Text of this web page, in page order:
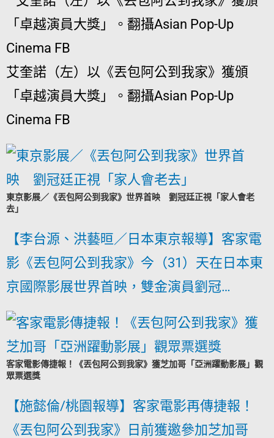
艾奎諾（左）以《丟包阿公到我家》獲頒
「卓越演員大獎」。翻攝Asian Pop-Up
Cinema FB
東京影展／《丟包阿公到我家》世界首映 劉冠廷正視「家人會老
去」
【李台源、洪藝晅／日本東京報導】客家電
影《丟包阿公到我家》今（31）天在日本東
京國際影展世界首映，雙金演員劉冠…
客家電影傳捷報！《丟包阿公到我家》獲芝加哥「亞洲躍動影展」觀
眾票選獎
【施懿倫/桃園報導】客家電影再傳捷報！
《丟包阿公到我家》日前獲邀參加芝加哥